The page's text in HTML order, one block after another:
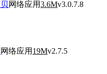
网络应用3.6Mv3.0.7.8
网络应用 19Mv2.7.5